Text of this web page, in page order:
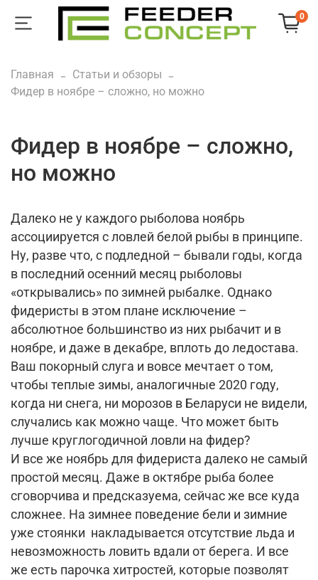
0
Главная
Статьи и обзоры
Фидер в ноябре – сложно, но можно
Фидер в ноябре – сложно,
но можно
Далеко не у каждого рыболова ноябрь
ассоциируется с ловлей белой рыбы в принципе.
Ну, разве что, с подледной – бывали годы, когда
в последний осенний месяц рыболовы
«открывались» по зимней рыбалке. Однако
фидеристы в этом плане исключение –
абсолютное большинство из них рыбачит и в
ноябре, и даже в декабре, вплоть до ледостава.
Ваш покорный слуга и вовсе мечтает о том,
чтобы теплые зимы, аналогичные 2020 году,
когда ни снега, ни морозов в Беларуси не видели,
случались как можно чаще. Что может быть
лучше круглогодичной ловли на фидер?
И все же ноябрь для фидериста далеко не самый
простой месяц. Даже в октябре рыба более
сговорчива и предсказуема, сейчас же все куда
сложнее. На зимнее поведение бели и зимние
уже стоянки накладывается отсутствие льда и
невозможность ловить вдали от берега. И все
же есть парочка хитростей, которые позволят